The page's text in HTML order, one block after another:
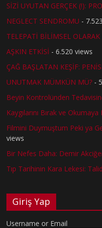
SİZİ UYUTAN GERÇEK (!):
NEGLECT SENDROMU -
TELEPATİ BİLİMSEL
AŞKIN ETKİSİ - 6.520 views
ÇAĞ BAŞLATAN KEŞİF:
UNUTMAK MÜMKÜN MÜ? -
Beyin Kontrolünden
Kaygılarını Bırak ve
Filmini Duymuştum Peki ya
views
Bir Nefes Daha: Demir
Tıp Tarihinin Kara Lekesi:
Giriş Yap
Username or Email